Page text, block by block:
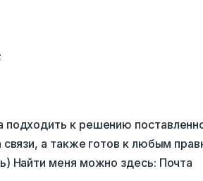
подходить к решению
связи, а также готов к любым
Найти меня можно здесь: Почта